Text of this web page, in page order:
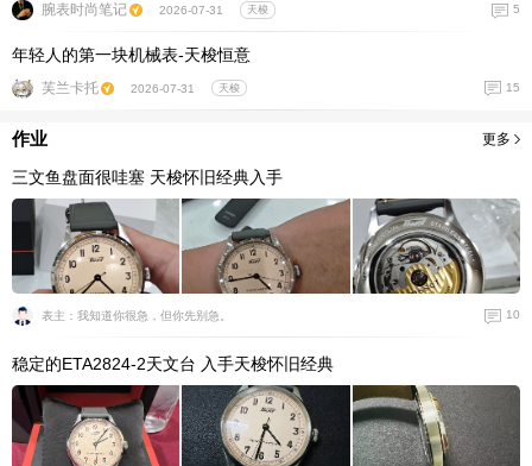
腕表时尚笔记 2026-07-31 天梭 5
年轻人的第一块机械表-天梭恒意
芙兰卡托 2026-07-31 天梭 15
作业 更多
三文鱼盘面很哇塞 天梭怀旧经典入手
表主：我知道你很急，但你先别急。 10
稳定的ETA2824-2天文台 入手天梭怀旧经典